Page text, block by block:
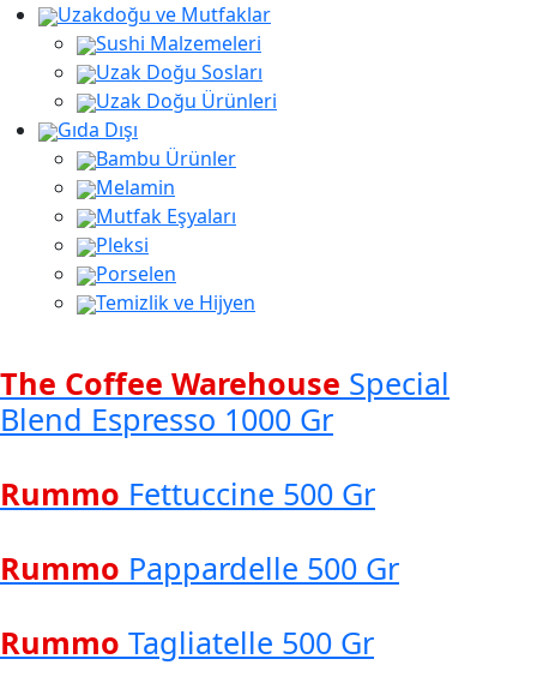
Uzakdoğu ve Mutfaklar
Sushi Malzemeleri
Uzak Doğu Sosları
Uzak Doğu Ürünleri
Gıda Dışı
Bambu Ürünler
Melamin
Mutfak Eşyaları
Pleksi
Porselen
Temizlik ve Hijyen
The Coffee Warehouse Special
Blend Espresso 1000 Gr
Rummo Fettuccine 500 Gr
Rummo Pappardelle 500 Gr
Rummo Tagliatelle 500 Gr